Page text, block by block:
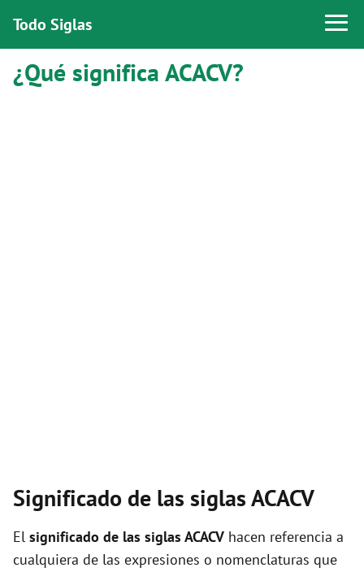
Todo Siglas
¿Qué significa ACACV?
Significado de las siglas ACACV
El significado de las siglas ACACV hacen referencia a
cualquiera de las expresiones o nomenclaturas que